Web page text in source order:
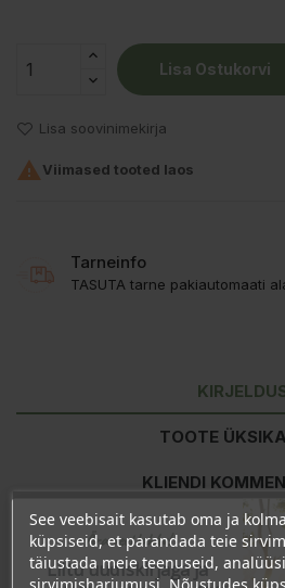
Lisa Ostukorvi
Lisa soovinimekirja
 Viimased tooted laos
Tarneinfo
TASUTA tarne pakiautomaati
TOOTE
KLIENDI
Koostisosad:Aqua, Potassium
Lactate, Magnesium Chloride,
See veebisait kasutab oma ja
küpsiseid, et parandada teie
täiustada meie teenuseid,
sirvimisharjumusi. Nõustudes
Ära veel lahku!
Liitu uudiskirjaga ja